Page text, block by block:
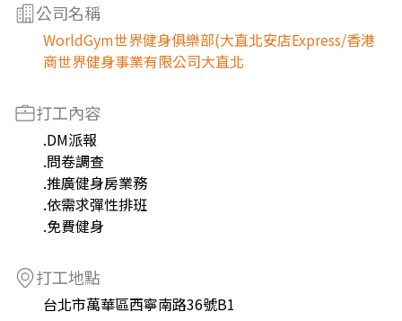
公司名稱
WorldGym世界健身俱樂部(大直北安店Express/香港
商世界健身事業有限公司大直北
打工內容
.DM派報
.問卷調查
.推廣健身房業務
.依需求彈性排班
.免費健身
打工地點
台北市萬華區西寧南路36號B1